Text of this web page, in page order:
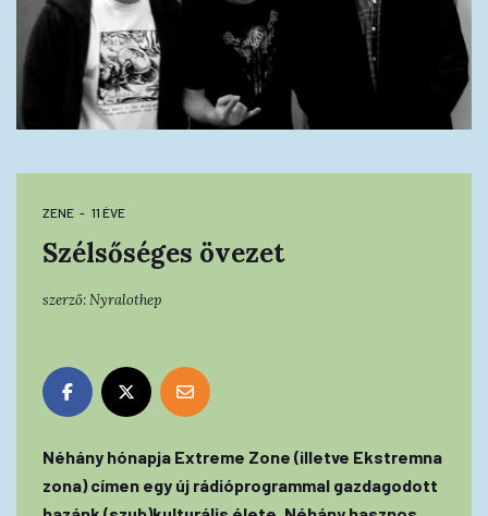
ZENE 11 ÉVE
Szélsőséges övezet
szerző:Nyralothep
Néhány hónapja Extreme Zone (illetve Ekstremna
zona) címen egy új rádióprogrammal gazdagodott